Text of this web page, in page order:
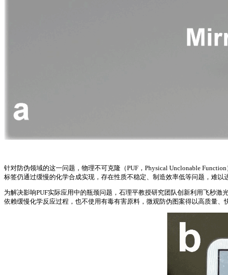
针对防伪领域的这一问题，物理不可克隆（PUF，Physical Unclonable
标签仍通过缓慢的化学合成实现，存在性质不稳定、制造效率低等问题，难以
为解决影响PUF实际应用中的瓶颈问题，石理平教授研究团队创新利用飞秒
依赖缓慢化学反应过程，也不使用有毒有害原料，微观防伪图案得以高质量、